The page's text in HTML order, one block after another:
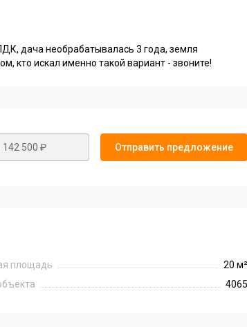
дача необрабатывалась 3 года, земля
кто искал именно такой вариант - звоните!
Отправить предложение
площадь
20 м²
4065